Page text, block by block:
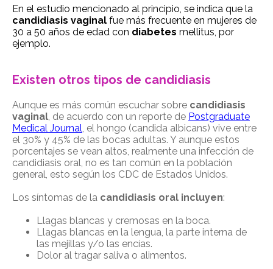
En el estudio mencionado al principio, se indica que la
candidiasis vaginal fue más frecuente en mujeres de
30 a 50 años de edad con diabetes mellitus, por
ejemplo.
Existen otros tipos de candidiasis
Aunque es más común escuchar sobre candidiasis
vaginal, de acuerdo con un reporte de Postgraduate
Medical Journal, el hongo (candida albicans) vive entre
el 30% y 45% de las bocas adultas. Y aunque estos
porcentajes se vean altos, realmente una infección de
candidiasis oral, no es tan común en la población
general, esto según los CDC de Estados Unidos.
Los síntomas de la candidiasis oral incluyen:
Llagas blancas y cremosas en la boca.
Llagas blancas en la lengua, la parte interna de
las mejillas y/o las encías.
Dolor al tragar saliva o alimentos.